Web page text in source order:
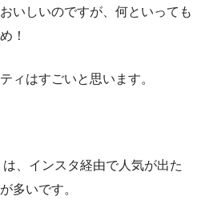
いしいのですが、何といっても
！
ィはすごいと思います。
は、インスタ経由で人気が出た
多いです。